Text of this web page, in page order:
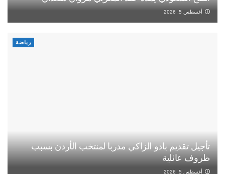
أغسطس 5, 2026
رياضة
تأجيل تقديم بادو الزاكي مدربا لمنتخب الأردن بسبب
ظروف عائلية
أغسطس 5, 2026